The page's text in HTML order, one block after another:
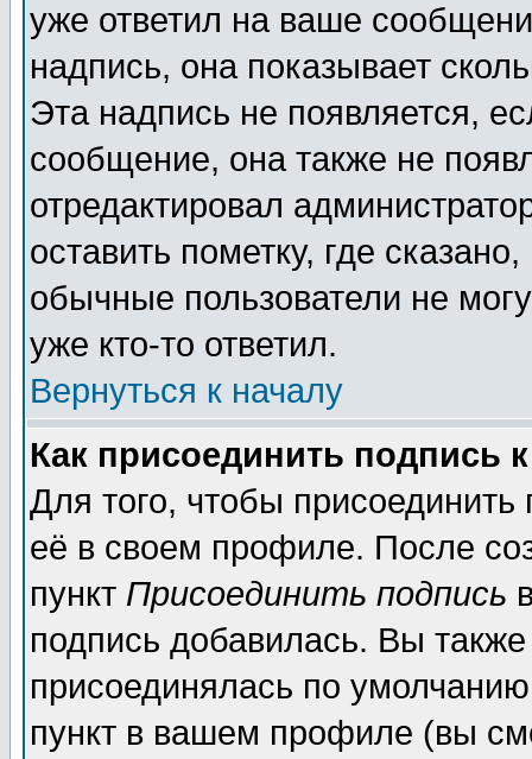
уже ответил на ваше
надпись, она показывает
Эта надпись не появляется,
сообщение, она также не
отредактировал
оставить пометку, где
обычные пользователи не
уже кто-то ответил.
Вернуться к началу
Как присоединить подпись
Для того, чтобы
её в своем профиле. После
пункт Присоединить подпись
подпись добавилась. Вы
присоединялась по
пункт в вашем профиле (вы